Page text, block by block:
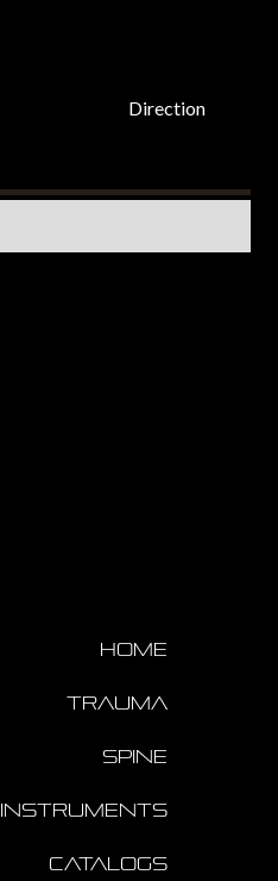
Direction
Home
Trauma
Spine
Instruments
Catalogs